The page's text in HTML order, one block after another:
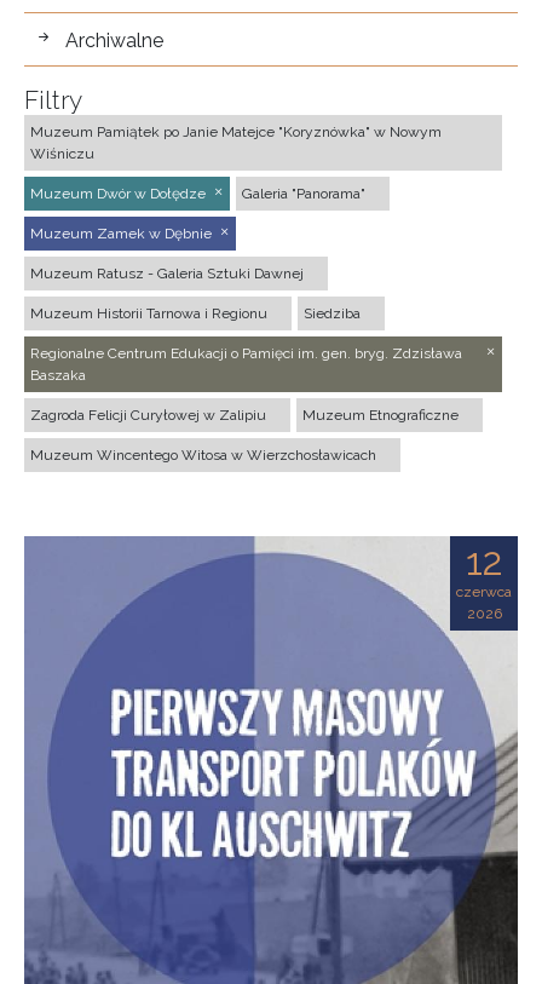
Archiwalne
Filtry
Muzeum Pamiątek po Janie Matejce "Koryznówka" w Nowym
Wiśniczu
Muzeum Dwór w Dołędze Galeria "Panorama"
Muzeum Zamek w Dębnie
Muzeum Ratusz - Galeria Sztuki Dawnej
Muzeum Historii Tarnowa i Regionu Siedziba
Regionalne Centrum Edukacji o Pamięci im. gen. bryg. Zdzisława
Baszaka
Zagroda Felicji Curyłowej w Zalipiu Muzeum Etnograficzne
Muzeum Wincentego Witosa w Wierzchosławicach
12
czerwca
2026